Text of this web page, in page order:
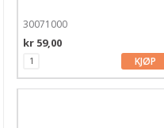
Gips, støp, form
Hobby - generelt
30071000
kr 59,00
KJØP